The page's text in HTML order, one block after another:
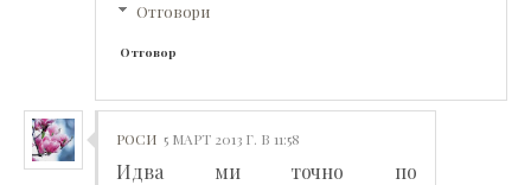
Отговори
Отговор
РОСИ 5 МАРТ 2013 Г. В 11:58
Идва ми точно по